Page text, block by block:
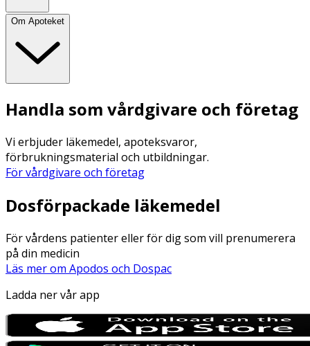
Om Apoteket
Handla som vårdgivare och företag
Vi erbjuder läkemedel, apoteksvaror,
förbrukningsmaterial och utbildningar.
För vårdgivare och företag
Dosförpackade läkemedel
För vårdens patienter eller för dig som vill prenumerera
på din medicin
Läs mer om Apodos och Dospac
Ladda ner vår app